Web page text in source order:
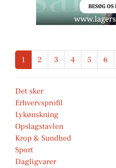
1 2 3 4 5 6
Det sker
Erhvervsprofil
Lykønskning
Opslagstavlen
Krop & Sundhed
Sport
Dagligvarer